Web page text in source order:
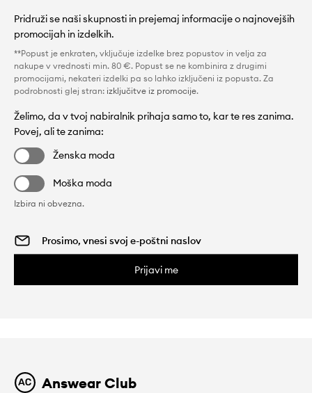
Pridruži se naši skupnosti in prejemaj informacije o najnovejših
promocijah in izdelkih.
**Popust je enkraten, vključuje izdelke brez popustov in velja za
nakupe v vrednosti min. 80 €. Popust se ne kombinira z drugimi
promocijami, nekateri izdelki pa so lahko izključeni iz popusta. Za
podrobnosti glej stran: izključitve iz promocije.
Želimo, da v tvoj nabiralnik prihaja samo to, kar te res zanima.
Povej, ali te zanima:
Ženska moda
Moška moda
Izbira ni obvezna.
Prijavi me
Answear Club